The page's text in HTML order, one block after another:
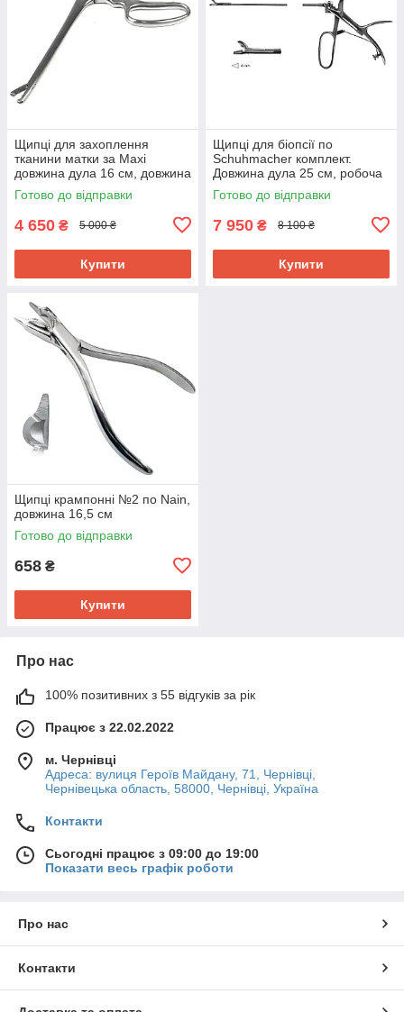
Щипці для захоплення
тканини матки за Maxi
довжина дула 16 см, довжина
р.ч. 17 мм, ширина р.ч. 4,5
мм
Готово до відправки
4 650 ₴ 5 000 ₴
Купити
Щипці для біопсії по
Schuhmacher комплект.
Довжина дула 25 см, робоча
частина 4 мм
SURGIWELOMED
Готово до відправки
7 950 ₴ 8 100 ₴
Купити
Щипці крампонні №2 по Nain,
довжина 16,5 см
Готово до відправки
658 ₴
Купити
Про нас
100% позитивних з 55 відгуків за рік
Працює з 22.02.2022
м. Чернівці
Адреса: вулиця Героїв Майдану, 71, Чернівці,
Чернівецька область, 58000, Чернівці, Україна
Контакти
Сьогодні працює з 09:00 до 19:00
Показати весь графік роботи
Про нас
Контакти